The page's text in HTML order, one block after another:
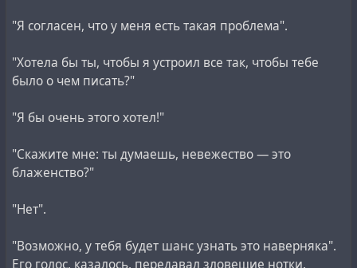
"Я согласен, что у меня есть такая проблема".
"Хотела бы ты, чтобы я устроил все так, чтобы тебе
было о чем писать?"
"Я бы очень этого хотел!"
"Скажите мне: ты думаешь, невежество — это
блаженство?"
"Нет".
"Возможно, у тебя будет шанс узнать это наверняка".